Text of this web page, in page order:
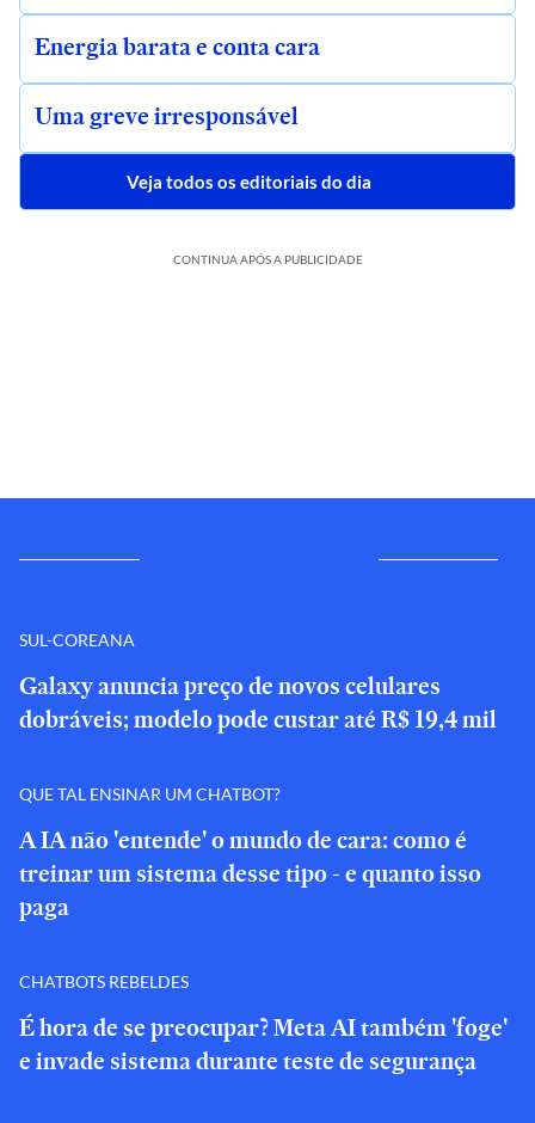
Energia barata e conta cara
Uma greve irresponsável
Veja todos os editoriais do dia
CONTINUA APÓS A PUBLICIDADE
SUL-COREANA
Galaxy anuncia preço de novos celulares
dobráveis; modelo pode custar até R$ 19,4 mil
QUE TAL ENSINAR UM CHATBOT?
A IA não 'entende' o mundo de cara: como é
treinar um sistema desse tipo - e quanto isso
paga
CHATBOTS REBELDES
É hora de se preocupar? Meta AI também 'foge'
e invade sistema durante teste de segurança